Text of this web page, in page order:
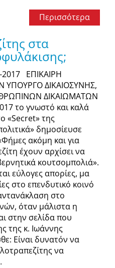
Περισσότερα
στα
ΕΠΙΚΑΙΡΗ
ΔΙΚΑΙΟΣΥΝΗΣ,
ΔΙΚΑΙΩΜΑΤΩΝ
το γνωστό και καλά
«Secret» της
δημοσίευσε
ακόμη και για
έχουν αρχίσει να
κουτσομπολιά».
εύλογες απορίες, μα
στο επενδυτικό κοινό
στο
όταν μάλιστα η
στην σελίδα που
της κ. Ιωάννης
Είναι δυνατόν να
να